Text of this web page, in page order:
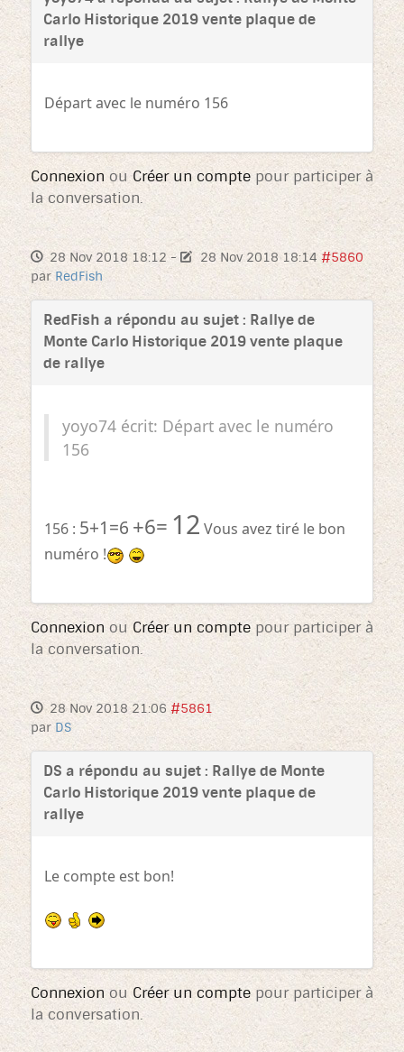
Carlo Historique 2019 vente plaque de
rallye
Départ avec le numéro 156
Connexion ouCréer un compte pour participer à
la conversation.
28 Nov 2018 18:12 - 28 Nov 2018 18:14 #5860
par RedFish
RedFish a répondu au sujet : Rallye de
Monte Carlo Historique 2019 vente plaque
de rallye
yoyo74 écrit: Départ avec le numéro
156
156 : 5+1=6 +6= 12 Vous avez tiré le bon
numéro !
Connexion ou Créer un compte pour participer à
la conversation.
28 Nov 2018 21:06 #5861
par DS
DS a répondu au sujet : Rallye de Monte
Carlo Historique 2019 vente plaque de
rallye
Le compte est bon!
Connexion ou Créer un comptepour participer à
la conversation.